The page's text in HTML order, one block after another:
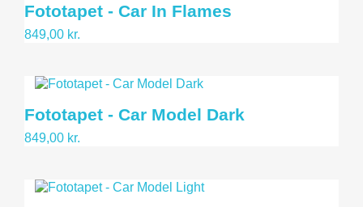
Fototapet - Car In Flames
849,00 kr.
Fototapet - Car Model Dark
849,00 kr.